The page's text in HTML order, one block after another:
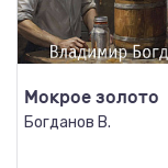
Мокрое золото
Богданов В.